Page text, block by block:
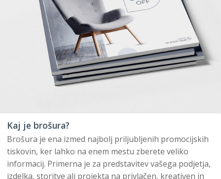
Kaj je brošura?
Brošura je ena izmed najbolj priljubljenih promocijskih
tiskovin, ker lahko na enem mestu zberete veliko
informacij. Primerna je za predstavitev vašega podjetja,
izdelka, storitve ali projekta na privlačen, kreativen in